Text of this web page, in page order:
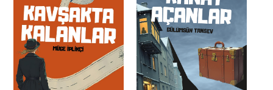
Detaylı
İncele
Detaylı
İncele